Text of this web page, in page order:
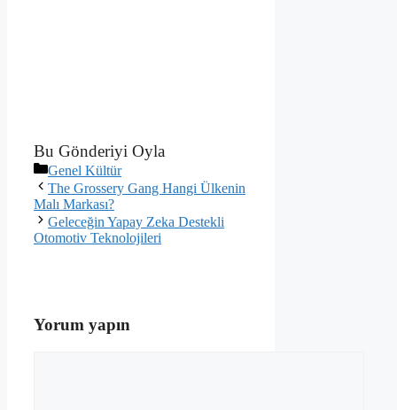
Bu Gönderiyi Oyla
Kategoriler
Genel Kültür
The Grossery Gang Hangi Ülkenin
Malı Markası?
Geleceğin Yapay Zeka Destekli
Otomotiv Teknolojileri
Yorum yapın